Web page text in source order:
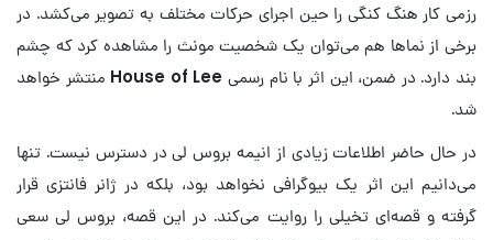
رزمی کار هنگ کنگی را حین اجرای حرکات مختلف به تصویر می‌کشد. در
برخی از نماها هم می‌توان یک شخصیت مونث را مشاهده کرد که چشم
بند دارد. در ضمن، این اثر با نام رسمی House of Lee منتشر خواهد
شد.
در حال حاضر اطلاعات زیادی از انیمه بروس لی در دسترس نیست. تنها
می‌دانیم این اثر یک بیوگرافی نخواهد بود، بلکه در ژانر فانتزی قرار
گرفته و قصه‌ای تخیلی را روایت می‌کند. در این قصه، بروس لی سعی